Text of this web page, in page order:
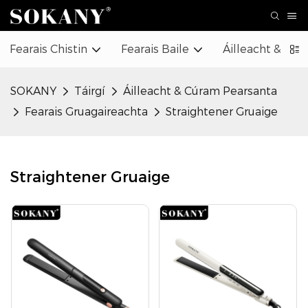
Fearais Chistin Fearais Baile Áilleacht &
SOKANY Táirgí
Áilleacht & Cúram Pearsanta
Fearais Gruagaireachta
Straightener Gruaige
Straightener Gruaige